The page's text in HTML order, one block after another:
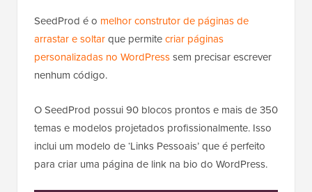
SeedProd é o melhor construtor de páginas de
arrastar e soltarque permitecriar páginas
personalizadas no WordPresssem precisar escrever
nenhum código.
O SeedProd possui 90 blocos prontos e mais de 350
temas e modelos projetados profissionalmente. Isso
inclui um modelo de ‘Links Pessoais’ que é perfeito
para criar uma página de link na bio do WordPress.